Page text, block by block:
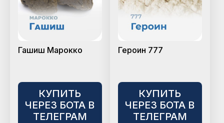
Гашиш Марокко
КУПИТЬ
ЧЕРЕЗ БОТА В
ТЕЛЕГРАМ
Героин 777
КУПИТЬ
ЧЕРЕЗ БОТА В
ТЕЛЕГРАМ